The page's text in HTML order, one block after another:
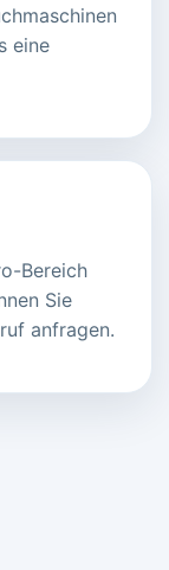
eine
Bereich
Sie
anfragen.